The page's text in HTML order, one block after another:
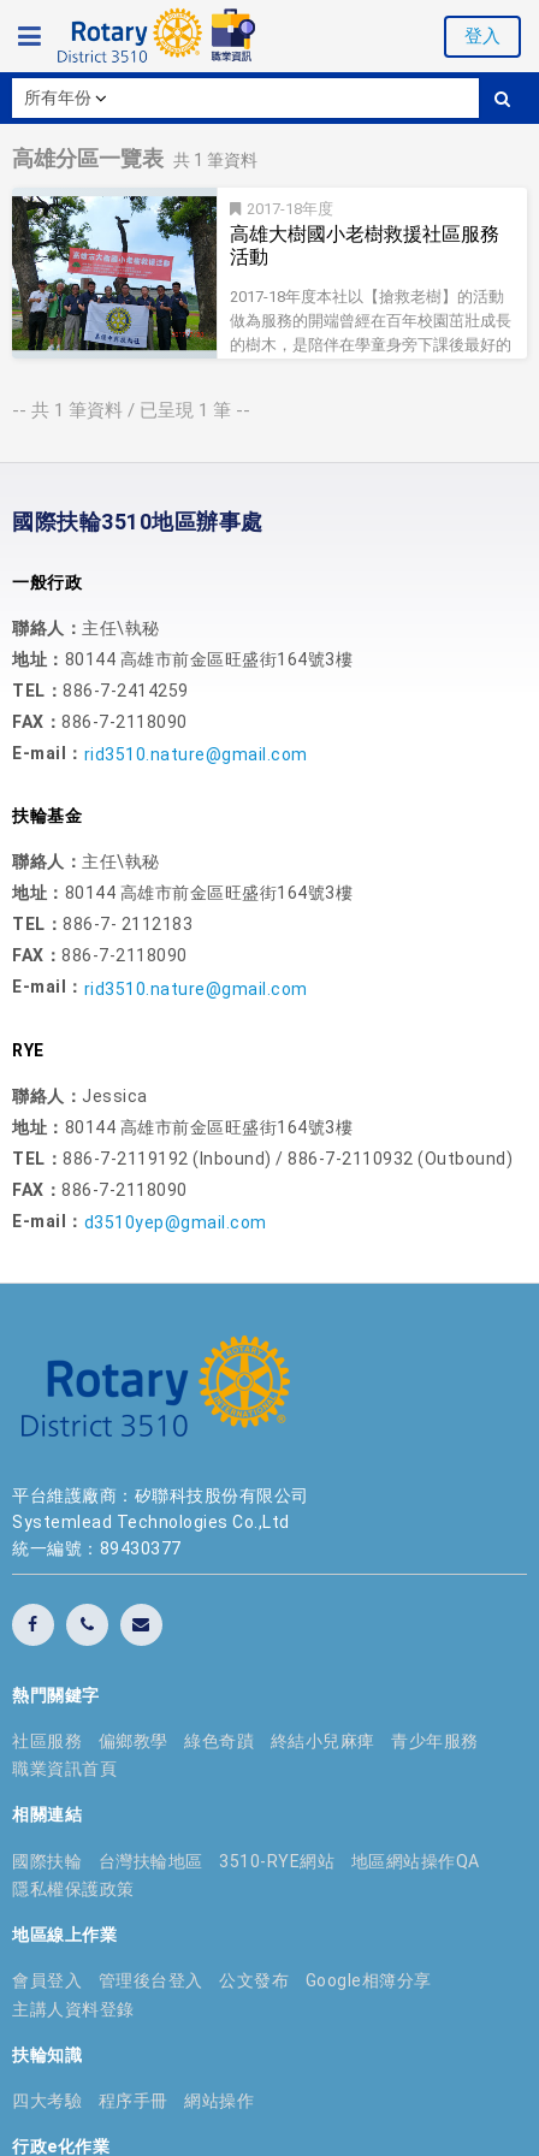
登入
高雄分區一覽表 共 1 筆資料
2017-18
高雄大樹國小老樹救援社區服務
活動
2017-18年度本社以【搶救老樹】的活動
做為服務的開端曾經在百年校園茁壯成長
的樹木，是陪伴在學童身旁下課後最好的
-- 共 1 筆資料 / 已呈現 1 筆 --
國際扶輪3510地區辦事處
一般行政
聯絡人： 主任\執秘
地址： 80144 高雄市前金區旺盛街164號3樓
TEL： 886-7-2414259
FAX： 886-7-2118090
E-mail： rid3510.nature@gmail.com
扶輪基金
聯絡人： 主任\執秘
地址： 80144 高雄市前金區旺盛街164號3樓
TEL： 886-7- 2112183
FAX： 886-7-2118090
E-mail： rid3510.nature@gmail.com
RYE
聯絡人： Jessica
地址： 80144 高雄市前金區旺盛街164號3樓
TEL： 886-7-2119192 (Inbound) / 886-7-2110932 (Outbound)
FAX： 886-7-2118090
E-mail： d3510yep@gmail.com
平台維護廠商：矽聯科技股份有限公司
Systemlead Technologies Co.,Ltd
統一編號：89430377
熱門關鍵字
社區服務 偏鄉教學 綠色奇蹟 終結小兒麻痺
青少年服務
職業資訊首頁
相關連結
國際扶輪 台灣扶輪地區 3510-RYE網站
地區網站操作QA
隱私權保護政策
地區線上作業
會員登入 管理後台登入 公文發布
Google相簿分享
主講人資料登錄
扶輪知識
四大考驗 程序手冊 網站操作
行政e化作業